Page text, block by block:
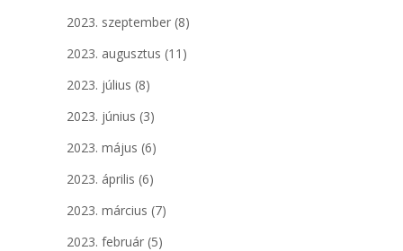
2023. szeptember (8)
2023. augusztus (11)
2023. július (8)
2023. június (3)
2023. május (6)
2023. április (6)
2023. március (7)
2023. február (5)